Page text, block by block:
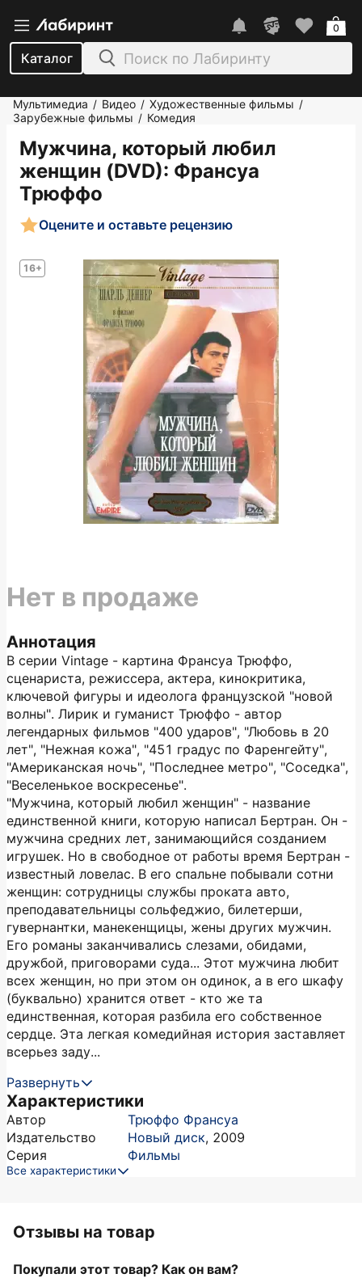
Каталог
0
Мультимедиа / Видео / Художественные фильмы /
Зарубежные фильмы / Комедия
Мужчина, который любил
женщин (DVD): Франсуа
Трюффо
16+
Оцените и оставьте рецензию
Аннотация
В серии Vintage - картина Франсуа Трюффо,
сценариста, режиссера, актера, кинокритика,
ключевой фигуры и идеолога французской "новой
волны". Лирик и гуманист Трюффо - автор
легендарных фильмов "400 ударов", "Любовь в 20
лет", "Нежная кожа", "451 градус по Фаренгейту",
"Американская ночь", "Последнее метро", "Соседка",
"Веселенькое воскресенье".
"Мужчина, который любил женщин" - название
единственной книги, которую написал Бертран. Он -
мужчина средних лет, занимающийся созданием
игрушек. Но в свободное от работы время Бертран -
известный ловелас. В его спальне побывали сотни
женщин: сотрудницы службы проката авто,
преподавательницы сольфеджио, билетерши,
гувернантки, манекенщицы, жены других мужчин.
Его романы заканчивались слезами, обидами,
дружбой, приговорами суда... Этот мужчина любит
всех женщин, но при этом он одинок, а в его шкафу
(буквально) хранится ответ - кто же та
единственная, которая разбила его собственное
сердце. Эта легкая комедийная история заставляет
всерьез заду...
Развернуть
Характеристики
Автор
Трюффо Франсуа
Издательство
Новый диск, 2009
Серия
Фильмы
Все характеристики
Нет в продаже
Отзывы на товар
Покупали этот товар? Как он вам?